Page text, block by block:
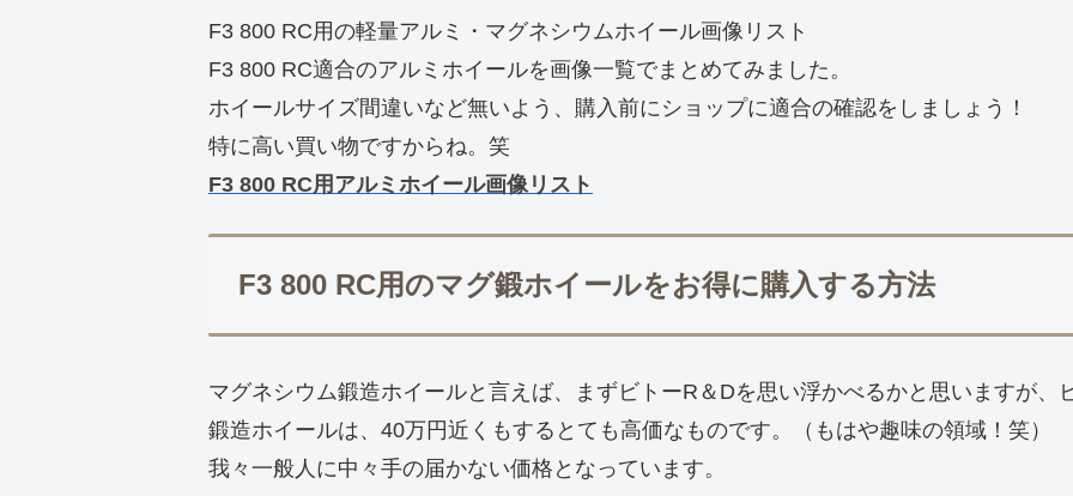
F3 800 RC用の軽量アルミ・マグネシウムホイール画像リスト
F3 800 RC適合のアルミホイールを画像一覧でまとめてみました。
ホイールサイズ間違いなど無いよう、購入前にショップに適合の確認をしましょう！
特に高い買い物ですからね。笑
F3 800 RC用アルミホイール画像リスト
F3 800 RC用のマグ鍛ホイールをお得に購入する方法
マグネシウム鍛造ホイールと言えば、まずビトーR＆Dを思い浮かべるかと思いますが、
鍛造ホイールは、40万円近くもするとても高価なものです。（もはや趣味の領域！笑）
我々一般人に中々手の届かない価格となっています。